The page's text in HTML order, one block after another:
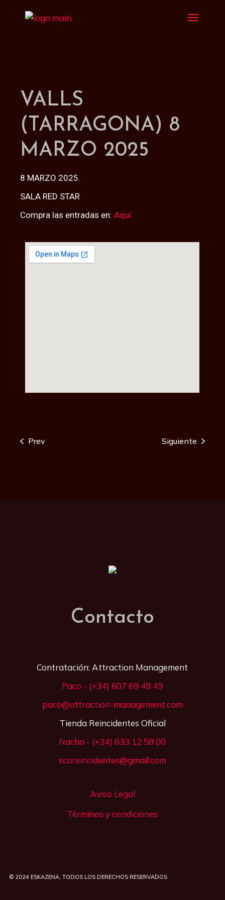
VALLS
(TARRAGONA) 8
MARZO 2025
8 MARZO 2025.
SALA RED STAR
Compra las entradas en:Aquí
Prev Siguiente
Contacto
Contratación: Attraction Management
Paco - (+34) 607 69 48 49
paco@attraction-management.com
Tienda Reincidentes Oficial
Nacho - (+34) 633 12 58 00
scareincidentes@gmail.com
Aviso Legal
Términos y condiciones
© 2024 ESKAZENA, TODOS LOS DERECHOS RESERVADOS